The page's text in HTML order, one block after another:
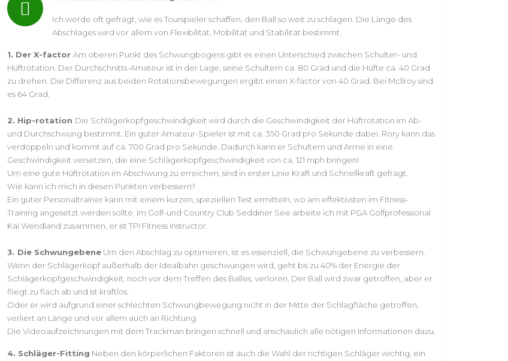
Ich werde oft gefragt, wie es Tourspieler schaffen, den Ball so weit zu schlagen. Die Länge des
Abschlages wird vor allem von Flexibilität, Mobilität und Stabilität bestimmt.
1. Der X-factor Am oberen Punkt des Schwungbogens gibt es einen Unterschied zwischen Schulter- und
Hüftrotation. Der Durchschnitts-Amateur ist in der Lage, seine Schultern ca. 80 Grad und die Hüfte ca. 40 Grad
zu drehen. Die Differenz aus beiden Rotationsbewegungen ergibt einen X-factor von 40 Grad. Bei Mcllroy sind
es 64 Grad.
2. Hip-rotation Die Schlägerkopfgeschwindigkeit wird durch die Geschwindigkeit der Hüftrotation im Ab-
und Durchschwung bestimmt. Ein guter Amateur-Spieler ist mit ca. 350 Grad pro Sekunde dabei. Rory kann das
verdoppeln und kommt auf ca. 700 Grad pro Sekunde. Dadurch kann er Schultern und Arme in eine
Geschwindigkeit versetzen, die eine Schlägerkopfgeschwindigkeit von ca. 121 mph bringen!
Um eine gute Hüftrotation im Abschwung zu erreichen, sind in erster Linie Kraft und Schnellkraft gefragt.
Wie kann ich mich in diesen Punkten verbessern?
Ein guter Personaltrainer kann mit einem kurzen, speziellen Test ermitteln, wo am effektivsten im Fitness-
Training angesetzt werden sollte. Im Golf-und Country Club Seddiner See arbeite ich mit PGA Golfprofessional
Kai Wendland zusammen, er ist TPI Fitness Instructor.
3. Die Schwungebene Um den Abschlag zu optimieren, ist es essenziell, die Schwungebene zu verbessern.
Wenn der Schlägerkopf außerhalb der Idealbahn geschwungen wird, geht bis zu 40% der Energie der
Schlägerkopfgeschwindigkeit, noch vor dem Treffen des Balles, verloren. Der Ball wird zwar getroffen, aber er
fliegt zu flach ab und ist kraftlos.
Oder er wird aufgrund einer schlechten Schwungbewegung nicht in der Mitte der Schlagfläche getroffen,
verliert an Länge und vor allem auch an Richtung.
Die Videoaufzeichnungen mit dem Trackman bringen schnell und anschaulich alle nötigen Informationen dazu.
4. Schläger-Fitting Neben den körperlichen Faktoren ist auch die Wahl der richtigen Schläger wichtig, ein